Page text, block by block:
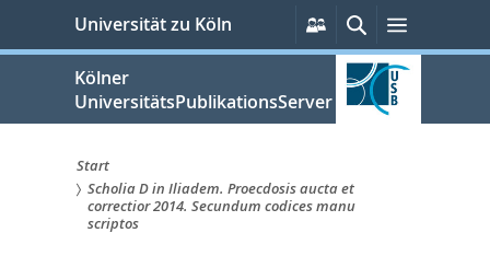
springen
Universität zu Köln
Persönliche
Services
SucheMenü
Kölner
UniversitätsPublikationsServer
Sie
sind
Start
Scholia D in Iliadem. Proecdosis aucta et
correctior 2014. Secundum codices manu
scriptos